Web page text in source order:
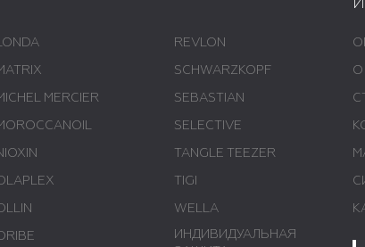
LONDA
MERCIER
REVLON
SCHWARZKOPF
SEBASTIAN
SELECTIVE
TANGLE TEEZER
TIGI
WELLA
ИНДИВИДУАЛЬНАЯ
О